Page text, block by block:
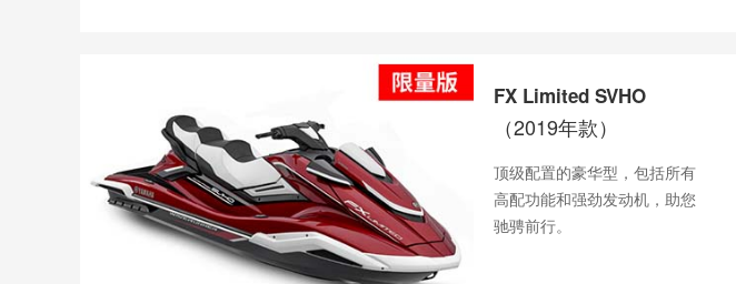
FX Limited SVHO
（2019年款）
顶级配置的豪华型，包括所有
高配功能和强劲发动机，助您
驰骋前行。